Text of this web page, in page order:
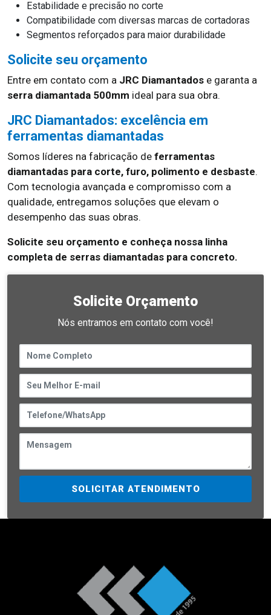
Estabilidade e precisão no corte
Compatibilidade com diversas marcas de cortadoras
Segmentos reforçados para maior durabilidade
Solicite seu orçamento
Entre em contato com a JRC Diamantados e garanta a
serra diamantada 500mm ideal para sua obra.
JRC Diamantados: excelência em
ferramentas diamantadas
Somos líderes na fabricação de ferramentas
diamantadas para corte, furo, polimento e desbaste.
Com tecnologia avançada e compromisso com a
qualidade, entregamos soluções que elevam o
desempenho das suas obras.
Solicite seu orçamento e conheça nossa linha
completa de serras diamantadas para concreto.
Solicite Orçamento
Nós entramos em contato com você!
SOLICITAR ATENDIMENTO